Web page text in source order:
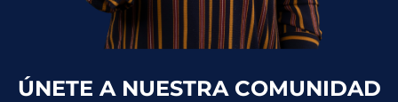
ÚNETE A NUESTRA COMUNIDAD